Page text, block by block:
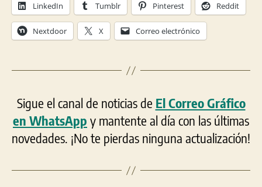
LinkedIn Tumblr Pinterest Reddit
Nextdoor X Correo electrónico
Sigue el canal de noticias de El Correo Gráfico
en WhatsApp y mantente al día con las últimas
novedades. ¡No te pierdas ninguna actualización!